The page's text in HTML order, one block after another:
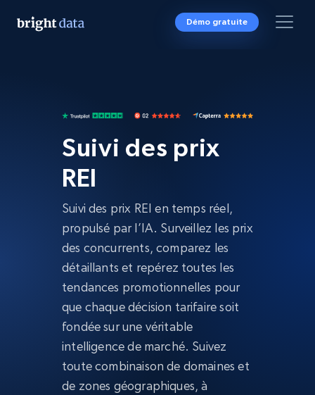
Démo gratuite
Suivi des prix
REI
Suivi des prix REI en temps réel,
propulsé par l’IA. Surveillez les prix
des concurrents, comparez les
détaillants et repérez toutes les
tendances promotionnelles pour
que chaque décision tarifaire soit
fondée sur une véritable
intelligence de marché. Suivez
toute combinaison de domaines et
de zones géographiques, à